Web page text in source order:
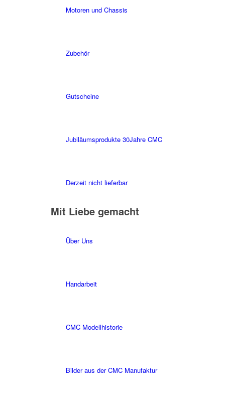
Motoren und Chassis
Zubehör
Gutscheine
Jubiläumsprodukte 30Jahre CMC
Derzeit nicht lieferbar
Mit Liebe gemacht
Über Uns
Handarbeit
CMC Modellhistorie
Bilder aus der CMC Manufaktur